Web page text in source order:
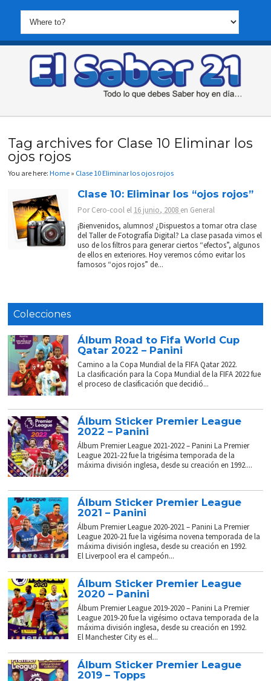
Tag archives for Clase 10 Eliminar los
ojos rojos
You are here:Home » Clase 10 Eliminar los ojos rojos
Clase 10: Eliminar los “ojos rojos”
PorCero-cool el 16 junio, 2008 en General
¡Bienvenidos, alumnos! ¿Dispuestos a tomar otra clase
del Taller de Fotografía Digital? La clase pasada vimos el
uso de los filtros para generar ciertos “efectos”, algunos
de ellos en exteriores. Hoy veremos cómo evitar los
famosos “ojos rojos” de...
Colecciones
Álbum Road to Fifa World Cup
Qatar 2022 – Panini
Camino a la Copa Mundial de la FIFA Qatar 2022.
La clasificación para la Copa Mundial de la FIFA 2022 fue
el proceso de clasificación que decidió...
Álbum Sticker Premier League
2022 – Panini
Álbum Premier League 2021-2022 – Panini La Premier
League 2021-22 fue la trigésima temporada de la
máxima división inglesa, desde su creación en 1992....
Álbum Sticker Premier League
2021 – Panini
Álbum Premier League 2020-2021 – Panini La Premier
League 2020-21 fue la vigésima novena temporada de la
máxima división inglesa, desde su creación en 1992.
El Liverpool era el campeón...
Álbum Sticker Premier League
2020 – Panini
Álbum Premier League 2019-2020 – Panini La Premier
League 2019-20 fue la vigésimo octava temporada de la
máxima división inglesa, desde su creación en 1992.
El Manchester City es el...
Álbum Sticker Premier League
2019 – Topps